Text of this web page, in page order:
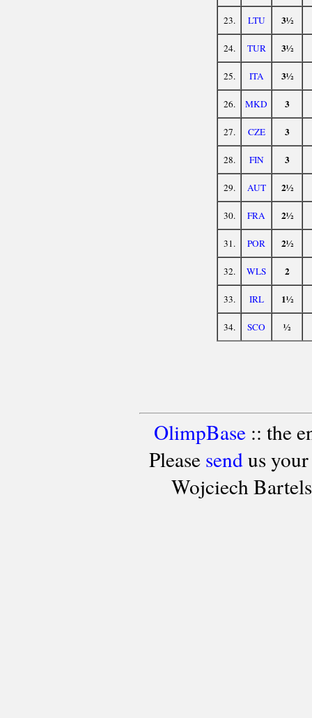
23. LTU 3½
24. TUR 3½
25. ITA 3½
26. MKD 3
27. CZE 3
28. FIN 3
29. AUT 2½
30. FRA 2½
31. POR 2½
32. WLS 2
33. IRL 1½
34. SCO ½
OlimpBase:: the
Please sendus your
Wojciech